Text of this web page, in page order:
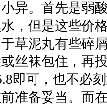
异。首先是弱
，但是这些价
草泥丸有些碎
丝袜包住，再
即可，也不必
准备妥当。而